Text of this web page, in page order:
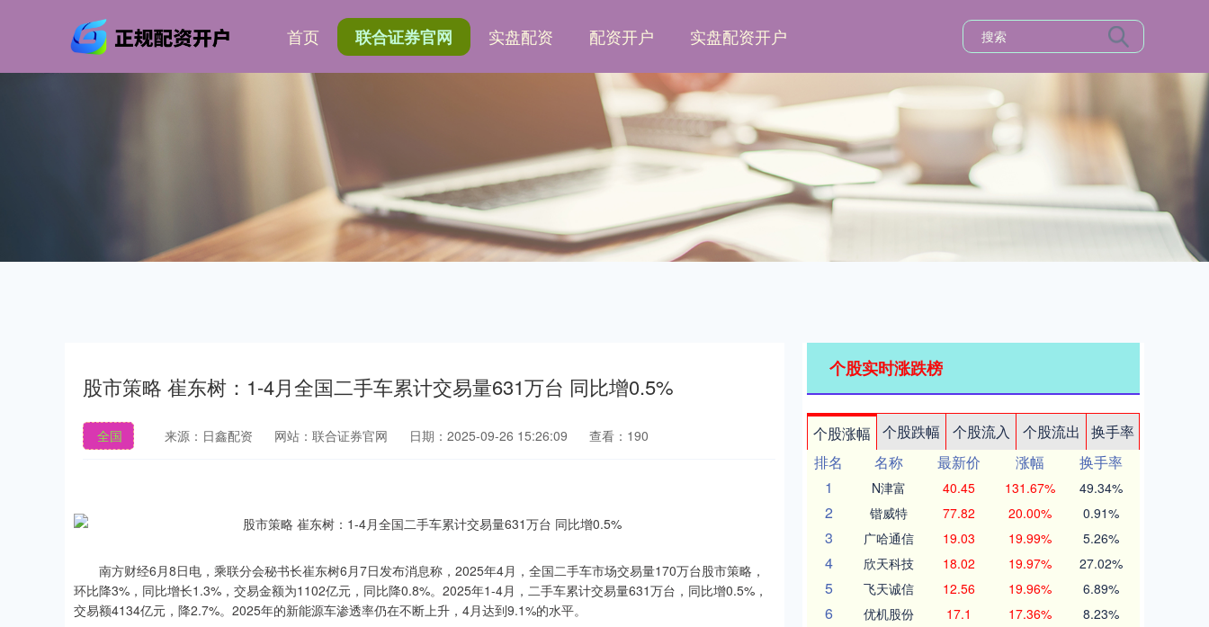
首页 联合证券官网 实盘配资 配资开户 实盘配资开户
股市策略 崔东树：1-4月全国二手车累计交易量631万台 同比增0.5%
全国 来源：日鑫配资 网站：联合证券官网 日期：2025-09-26 15:26:09 查看：190
南方财经6月8日电，乘联分会秘书长崔东树6月7日发布消息称，2025年4月，全国二手车市场交易量170万台股市策略，
环比降3%，同比增长1.3%，交易金额为1102亿元，同比降0.8%。2025年1-4月，二手车累计交易量631万台，同比增0.5%，
交易额4134亿元，降2.7%。2025年的新能源车渗透率仍在不断上升，4月达到9.1%的水平。
个股实时涨跌榜
个股涨幅 个股跌幅 个股流入 个股流出
换手率
排名
名称 最新价 涨幅
换手率
1
N津富 40.45 131.67% 49.34%
2 锴威特 77.82 20.00% 0.91%
3 广哈通信 19.03 19.99% 5.26%
4 欣天科技 18.02 19.97% 27.02%
5 飞天诚信 12.56 19.96% 6.89%
6 优机股份 17.1 17.36% 8.23%